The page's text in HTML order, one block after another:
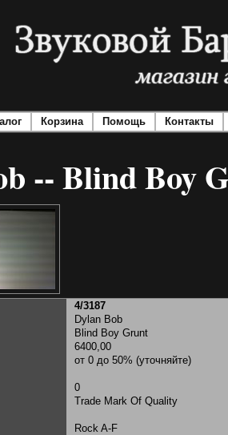
Корзина Помощь Контакты
-- Blind Boy
4/3187
Dylan Bob
Blind Boy Grunt
6400,00
от 0 до 50% (уточняйте)
0
Trade Mark Of Quality
Rock A-F